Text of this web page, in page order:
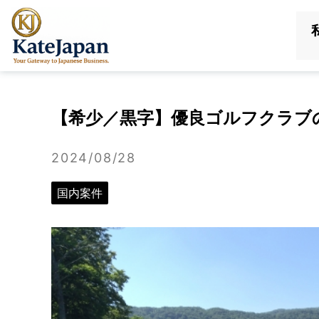
KateJapan
LLC
【希少／黒字】優良ゴルフクラ
2024/08/28
国内案件